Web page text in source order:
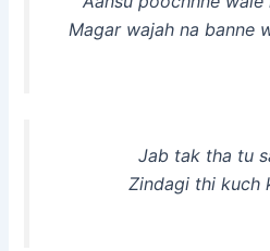
Magar wajah na banne
Jab tak tha tu
Zindagi thi kuch